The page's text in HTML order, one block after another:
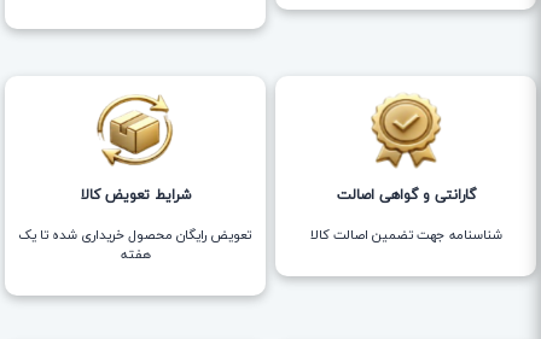
گارانتی و گواهی اصالت
شناسنامه جهت تضمین اصالت کالا
شرایط تعویض کالا
تعویض رایگان محصول خریداری شده تا یک
هفته